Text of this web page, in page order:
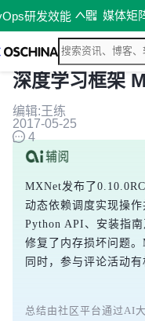
研发效能 媒体矩
深度学习框架
编辑:王练
2017-05-25
4
MXNet发布了
动态依赖调度实现操
Python API、安装指
修复了内存损坏问题
同时，参与评论活动
总结由社区平台通过AI